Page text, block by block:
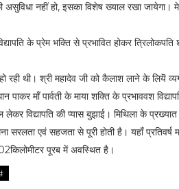
नहीं हो, इसका विशेष ख्याल रखा जायेगा।
के प्रेम भक्ति से प्रभावित होकर
हो रही थी। श्री महादेव जी को कैलाश लाने के लियॆ
माँ पार्वती के माया शक्ति के प्रभाववश
विद्यापति की प्यास बुझाई। मिथिला के
सरलता एवं सहजता से पूरी होती है। यहाँ प्रतिवर्ष
पूरब में अवस्थित है।